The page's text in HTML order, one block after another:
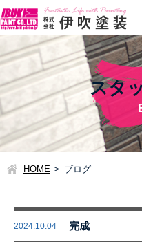
スタ
HOME ブログ
2024.10.04 完成